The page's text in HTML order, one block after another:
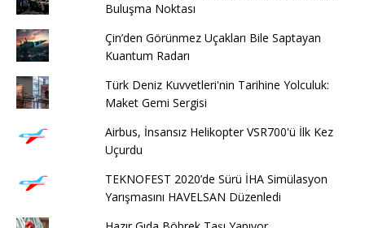
Buluşma Noktası
Çin’den Görünmez Uçakları Bile Saptayan
Kuantum Radarı
Türk Deniz Kuvvetleri'nin Tarihine Yolculuk:
Maket Gemi Sergisi
Airbus, İnsansız Helikopter VSR700'ü İlk Kez
Uçurdu
TEKNOFEST 2020’de Sürü İHA Simülasyon
Yarışmasını HAVELSAN Düzenledi